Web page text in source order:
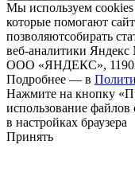
Мы используем
которые помогают
позволяютсобирать
веб-аналитики
ООО «ЯНДЕКС»,
Подробнее — в
Нажмите на кнопку
использование
в настройках браузера
Принять